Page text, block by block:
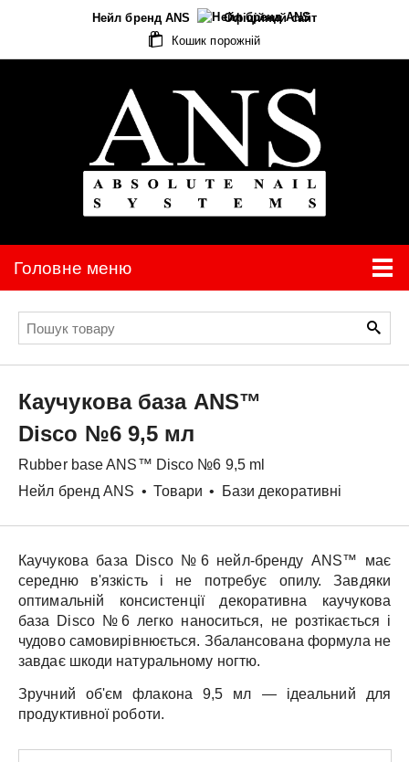
Нейл бренд ANS
Офіційний сайт
Кошик порожній
Головне меню
Каучукова база ANS™
Disco №6 9,5 мл
Rubber baseANS™ Disco №6 9,5 ml
Нейл бренд ANS • Товари • Бази декоративні
Каучукова база Disco №6нейл-бренду ANS™ має
середню в'язкість і не потребує опилу. Завдяки
оптимальній консистенції декоративна каучукова
база Disco №6легко наноситься, не розтікається і
чудово самовирівнюється. Збалансована формула не
завдає шкоди натуральному ногтю.
Зручний об'єм флакона9,5 мл — ідеальний для
продуктивної роботи.